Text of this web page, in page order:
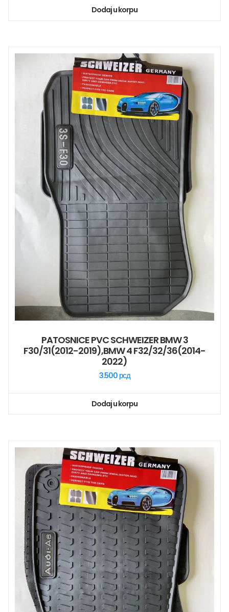
Dodaj u korpu
PATOSNICE PVC SCHWEIZER BMW 3
F30/31(2012-2019),BMW 4 F32/32/36(2014-
2022)
3.500 рсд
Dodaj u korpu